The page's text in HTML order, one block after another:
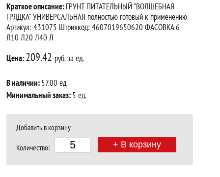
Краткое описание:ГРУНТ ПИТАТЕЛЬНЫЙ "ВОЛШЕБНАЯ
ГРЯДКА" УНИВЕРСАЛЬНАЯ полностью готовый к применению
Артикул: 431075 Штрихкод: 4607019650620 ФАСОВКА 6
Л10 Л20 Л40 Л
Цена:209.42 руб. за ед.
В наличии:57.00 ед.
Минимальный заказ:5 ед.
Добавить в корзину
Количество: + В корзину